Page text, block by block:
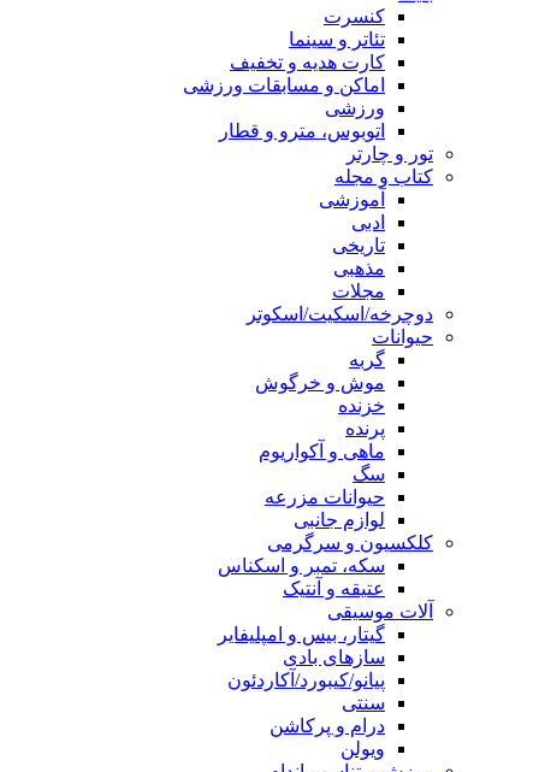
کنسرت
تئاتر و سینما
کارت هدیه و تخفیف
اماکن و مسابقات ورزشی
ورزشی
اتوبوس، مترو و قطار
تور و چارتر
کتاب و مجله
آموزشی
ادبی
تاریخی
مذهبی
مجلات
دوچرخه/اسکیت/اسکوتر
حیوانات
گربه
موش و خرگوش
خزنده
پرنده
ماهی و آکواریوم
سگ
حیوانات مزرعه
لوازم جانبی
کلکسیون و سرگرمی
سکه، تمبر و اسکناس
عتیقه و آنتیک
آلات موسیقی
گیتار، بیس و امپلیفایر
سازهای بادی
پیانو/کیبورد/آکاردئون
سنتی
درام و پرکاشن
ویولن